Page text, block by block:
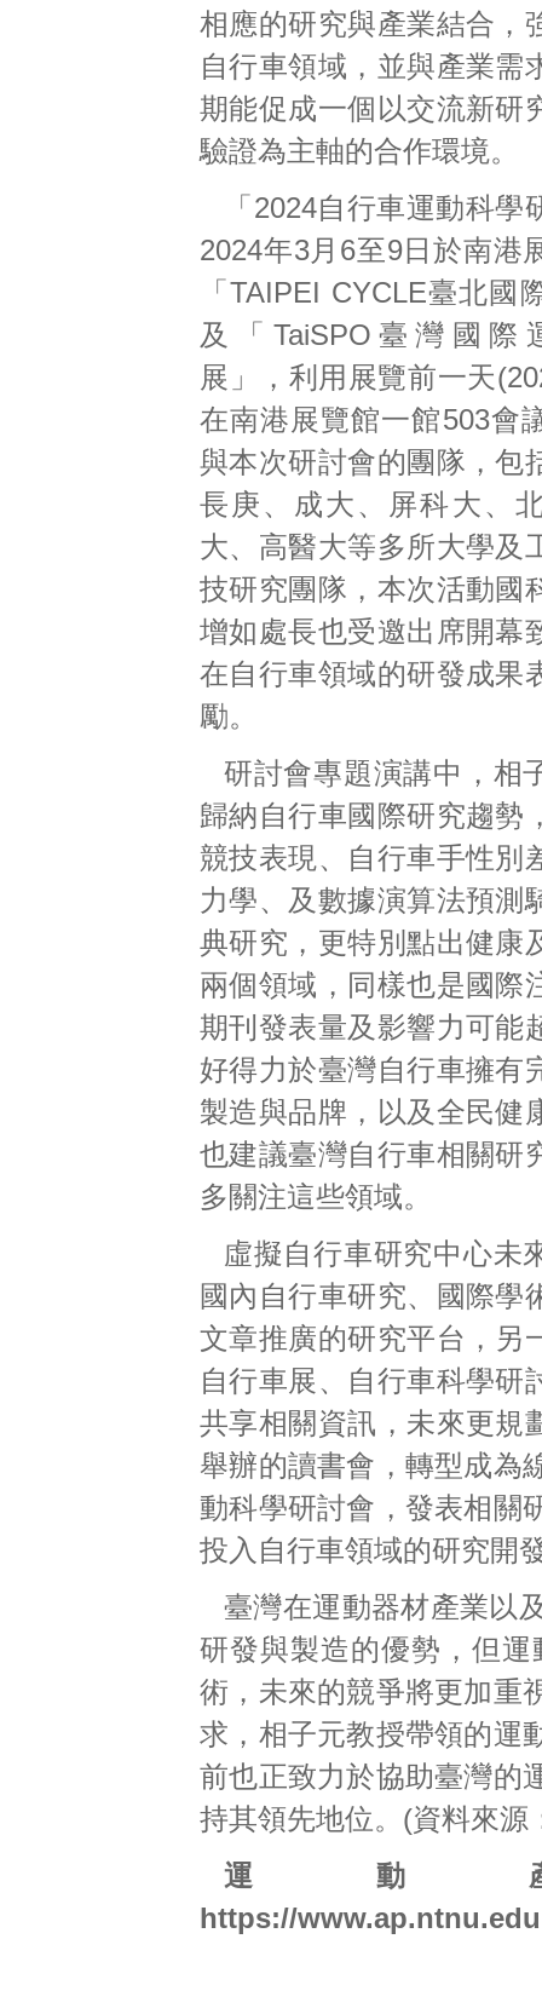
相應的研究與產業結合，
自行車領域，並與產業需
期能促成一個以交流新研
驗證為主軸的合作環境。
「2024自行車運動科學
2024年3月6至9日於南港
「TAIPEI CYCLE臺北國
及「TaiSPO臺灣國際
展」，利用展覽前一天
在南港展覽館一館503會
與本次研討會的團隊，包
長庚、成大、屏科大、
大、高醫大等多所大學及
技研究團隊，本次活動國
增如處長也受邀出席開幕
在自行車領域的研發成果
勵。
研討會專題演講中，相
歸納自行車國際研究趨勢
競技表現、自行車手性別
力學、及數據演算法預測
典研究，更特別點出健康
兩個領域，同樣也是國際
期刊發表量及影響力可能
好得力於臺灣自行車擁有
製造與品牌，以及全民健
也建議臺灣自行車相關研
多關注這些領域。
虛擬自行車研究中心未
國內自行車研究、國際學
文章推廣的研究平台，另
自行車展、自行車科學研
共享相關資訊，未來更規
舉辦的讀書會，轉型成為
動科學研討會，發表相關
投入自行車領域的研究開
臺灣在運動器材產業以
研發與製造的優勢，但
術，未來的競爭將更加重
求，相子元教授帶領的運
前也正致力於協助臺灣的
持其領先地位。(資料來源
運動
https://